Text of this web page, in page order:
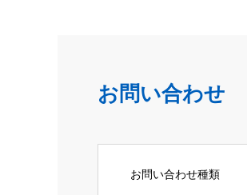
お問い合わせ
お問い合わせ種類